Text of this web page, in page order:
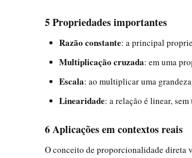
5 Propriedades importantes
Razão constante: a principal
Multiplicação cruzada: em uma
Escala: ao multiplicar uma
Linearidade: a relação é linear,
6 Aplicações em contextos reais
O conceito de proporcionalidade direta